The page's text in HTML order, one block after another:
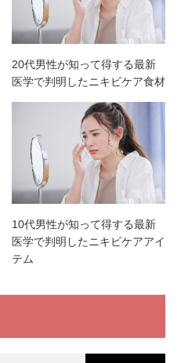
20代男性が知って得する最新
医学で判明したニキビケア食材
10代男性が知って得する最新
医学で判明したニキビケアアイ
テム